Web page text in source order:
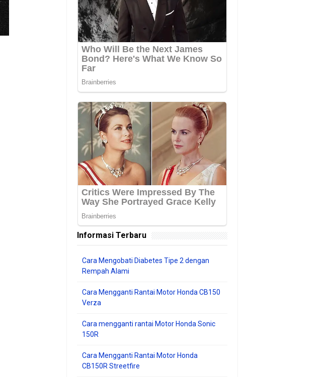
Informasi Terbaru
Cara Mengobati Diabetes Tipe 2 dengan
Rempah Alami
Cara Mengganti Rantai Motor Honda CB150
Verza
Cara mengganti rantai Motor Honda Sonic
150R
Cara Mengganti Rantai Motor Honda
CB150R Streetfire